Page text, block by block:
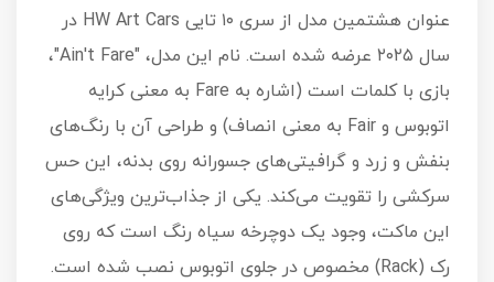
عنوان هشتمین مدل از سری ۱۰ تایی HW Art Cars در
سال ۲۰۲۵ عرضه شده است. نام این مدل، "Ain't Fare"،
بازی با کلمات است (اشاره به Fare به معنی کرایه
اتوبوس و Fair به معنی انصاف) و طراحی آن با رنگ‌های
بنفش و زرد و گرافیتی‌های جسورانه روی بدنه، این حس
سرکشی را تقویت می‌کند. یکی از جذاب‌ترین ویژگی‌های
این ماکت، وجود یک دوچرخه سیاه رنگ است که روی
رک (Rack) مخصوص در جلوی اتوبوس نصب شده است.